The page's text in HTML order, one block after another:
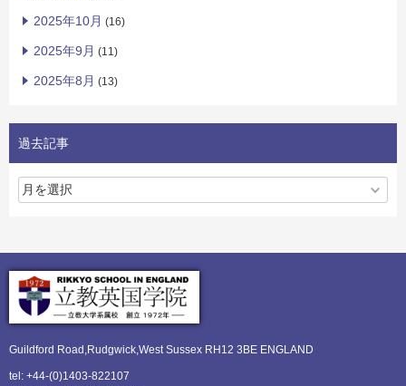
2025年10月 (16)
2025年9月 (11)
2025年8月 (13)
過去記事
Guildford Road,Rudgwick,West Sussex RH12 3BE ENGLAND
tel: +44-(0)1403-822107